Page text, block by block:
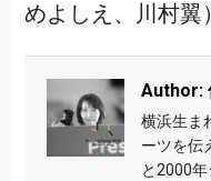
めよしえ、川村翼）
Author:
横浜生ま
ーツを伝
と2000